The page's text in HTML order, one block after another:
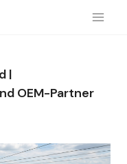
|
OEM-Partner